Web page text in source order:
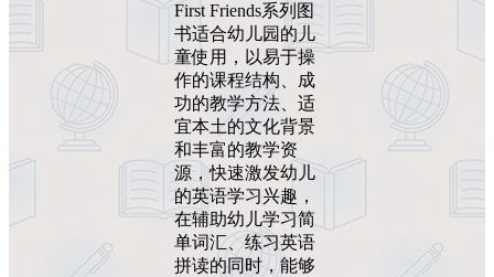
First Friends系列图
书适合幼儿园的儿
童使用，以易于操
作的课程结构、成
功的教学方法、适
宜本土的文化背景
和丰富的教学资
源，快速激发幼儿
的英语学习兴趣，
在辅助幼儿学习简
单词汇、练习英语
拼读的同时，能够